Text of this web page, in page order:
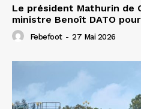
Le président Mathurin de
ministre Benoît DATO
Febefoot - 27 Mai 2026